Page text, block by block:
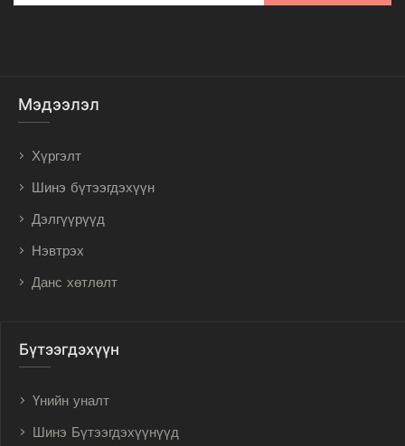
Мэдээлэл
Хүргэлт
Шинэ бүтээгдэхүүн
Дэлгүүрүүд
Нэвтрэх
Данс хөтлөлт
Бүтээгдэхүүн
Үнийн уналт
Шинэ Бүтээгдэхүүнүүд